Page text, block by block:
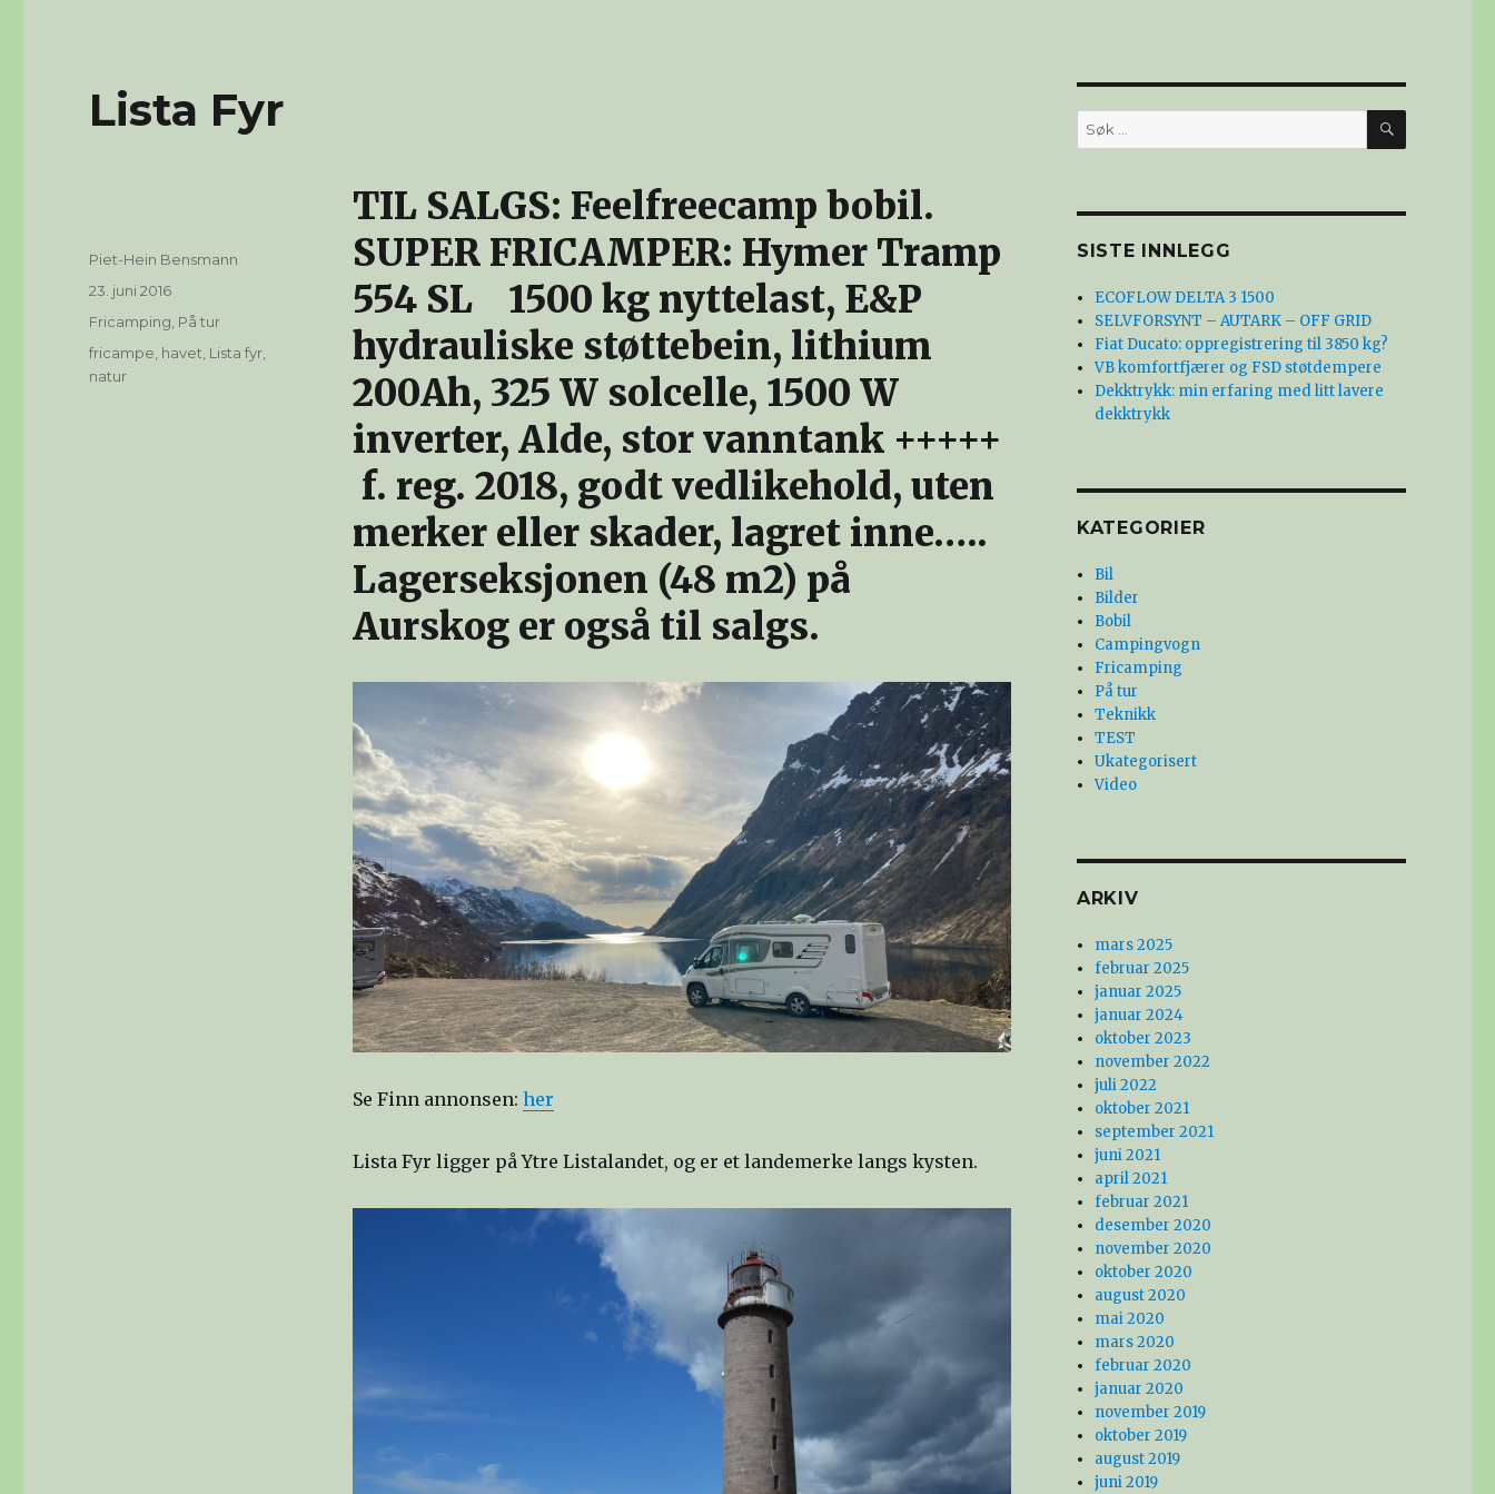
Lista Fyr
TIL SALGS: Feelfreecamp bobil.
SUPER FRICAMPER: Hymer Tramp
554 SL 1500 kg nyttelast, E&P
hydrauliske støttebein, lithium
200Ah, 325 W solcelle, 1500 W
inverter, Alde, stor vanntank +++++
f. reg. 2018, godt vedlikehold, uten
merker eller skader, lagret inne…..
Lagerseksjonen (48 m2) på
Aurskog er også til salgs.
Se Finn annonsen: her
Lista Fyr ligger på Ytre Listalandet, og er et landemerke langs kysten.
Forfatter
Piet-Hein Bensmann
Publisert
23. juni 2016
Kategorier
Fricamping, På tur
Stikkord
fricampe, havet, Lista fyr,
natur
Søk
etter:
SØK
SISTE INNLEGG
ECOFLOW DELTA 3 1500
SELVFORSYNT – AUTARK – OFF GRID
Fiat Ducato: oppregistrering til 3850 kg?
VB komfortfjærer og FSD støtdempere
Dekktrykk: min erfaring med litt lavere
dekktrykk
KATEGORIER
Bil
Bilder
Bobil
Campingvogn
Fricamping
På tur
Teknikk
TEST
Ukategorisert
Video
ARKIV
mars 2025
februar 2025
januar 2025
januar 2024
oktober 2023
november 2022
juli 2022
oktober 2021
september 2021
juni 2021
april 2021
februar 2021
desember 2020
november 2020
oktober 2020
august 2020
mai 2020
mars 2020
februar 2020
januar 2020
november 2019
oktober 2019
august 2019
juni 2019